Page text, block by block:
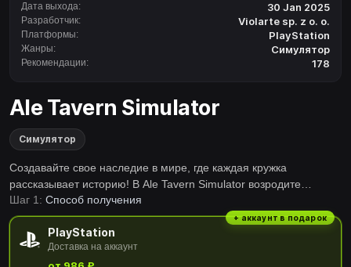
Дата выхода: 30 Jan 2025
Разработчик: Violarte sp. z o. o.
Платформы: PlayStation
Жанры: Симулятор
Рекомендации: 178
Ale Tavern Simulator
Симулятор
Создавайте свое наследие в мире, где каждая кружка
рассказывает историю! В Ale Tavern Simulator возродите
легендарную таверну Ale & Tale из руин в богатства в огромном
фэнтезийном мире, где опасность подстерегает вас за
порогом, а приключения текут так же свободно, как и ваше
лучшее пиво. Основные характеристики:Овладейте искусством
Шаг 1: Способ получения
PlayStation
Доставка на аккаунт
+ аккаунт в подарок